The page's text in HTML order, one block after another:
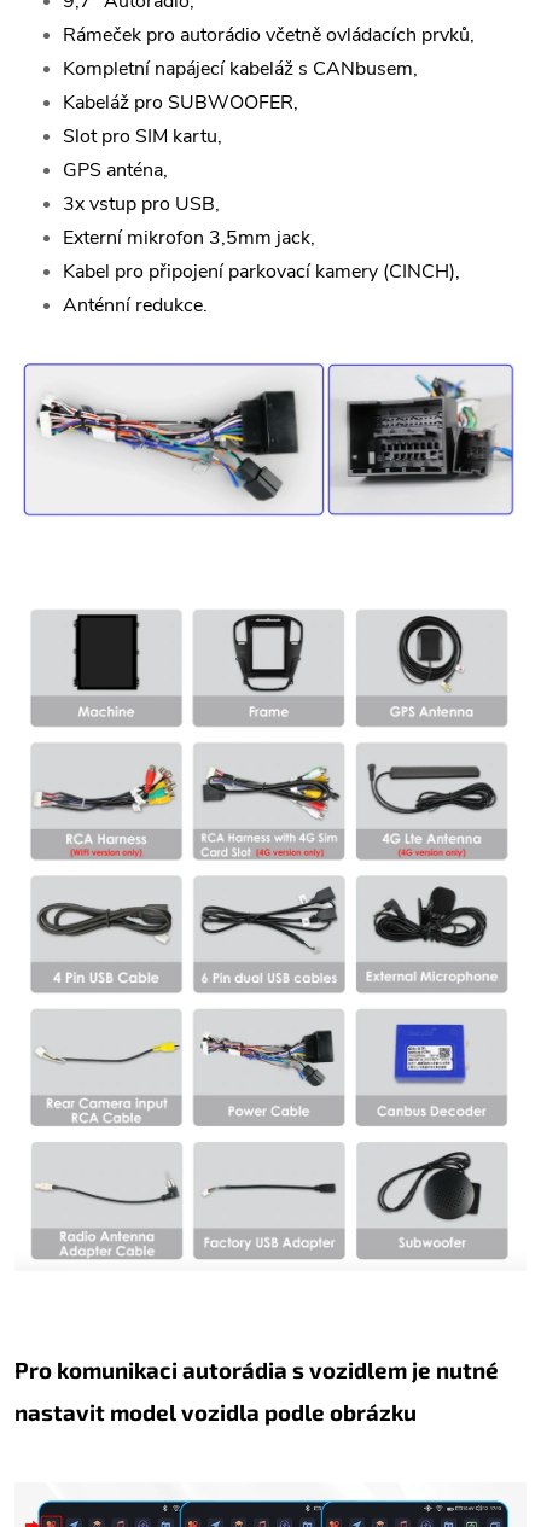
Rámeček pro autorádio včetně ovládacích prvků,
Kompletní napájecí kabeláž s CANbusem,
Kabeláž pro SUBWOOFER,
Slot pro SIM kartu,
GPS anténa,
3x vstup pro USB,
Externí mikrofon 3,5mm jack,
Kabel pro připojení parkovací kamery (CINCH),
Anténní redukce.
Pro komunikaci autorádia s vozidlem je nutné
nastavit model vozidla podle obrázku